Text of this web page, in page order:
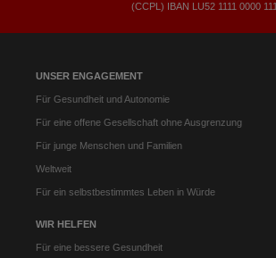
UNSER ENGAGEMENT
Für Gesundheit und Autonomie
Für eine offene Gesellschaft ohne Ausgrenzung
Für junge Menschen und Familien
Weltweit
Für ein selbstbestimmtes Leben in Würde
WIR HELFEN
Für eine bessere Gesundheit
(CCPL) IBAN LU52​ 1111​ 0000​